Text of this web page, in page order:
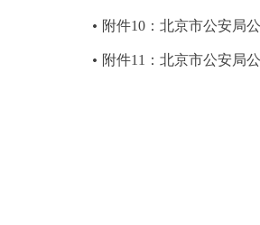
附件10：北京市公安局
附件11：北京市公安局